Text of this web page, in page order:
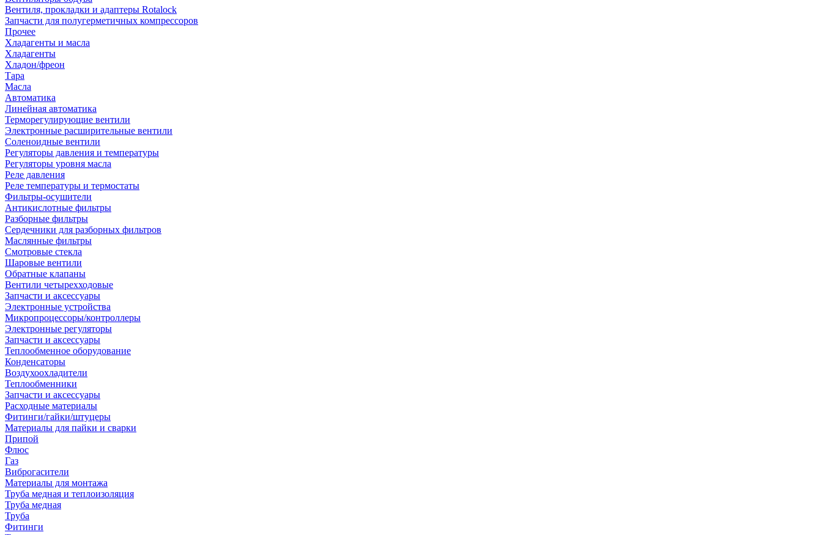
Вентиля, прокладки и адаптеры Rotalock
Запчасти для полугерметичных компрессоров
Прочее
Хладагенты и масла
Хладагенты
Хладон/фреон
Тара
Масла
Автоматика
Линейная автоматика
Терморегулирующие вентили
Электронные расширительные вентили
Соленоидные вентили
Регуляторы давления и температуры
Регуляторы уровня масла
Реле давления
Реле температуры и термостаты
Фильтры-осушители
Антикислотные фильтры
Разборные фильтры
Сердечники для разборных фильтров
Маслянные фильтры
Смотровые стекла
Шаровые вентили
Обратные клапаны
Вентили четырехходовые
Запчасти и аксессуары
Электронные устройства
Микропроцессоры/контроллеры
Электронные регуляторы
Запчасти и аксессуары
Теплообменное оборудование
Конденсаторы
Воздухоохладители
Теплообменники
Запчасти и аксессуары
Расходные материалы
Фитинги/гайки/штуцеры
Материалы для пайки и сварки
Припой
Флюс
Газ
Виброгасители
Материалы для монтажа
Труба медная и теплоизоляция
Труба медная
Труба
Фитинги